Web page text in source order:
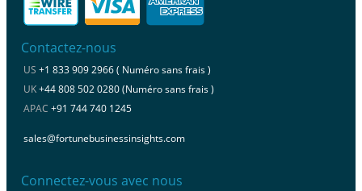
Contactez-nous
US +1 833 909 2966 ( Numéro sans frais )
UK+44 808 502 0280 (Numéro sans frais )
APAC +91 744 740 1245
sales@fortunebusinessinsights.com
Connectez-vous avec nous